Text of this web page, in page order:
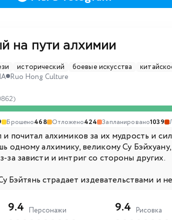
на пути алхимии
исторический боевые искусства
Ruo Hong Culture
Брошено468 Отложено424 Запланировано1039
и почитал алхимиков за их мудрость и
одному алхимику, великому Су
зависти и интриг со стороны других.
Бэйтянь страдает издевательствами и
9.4 Персонажи 9.4 Рисовка